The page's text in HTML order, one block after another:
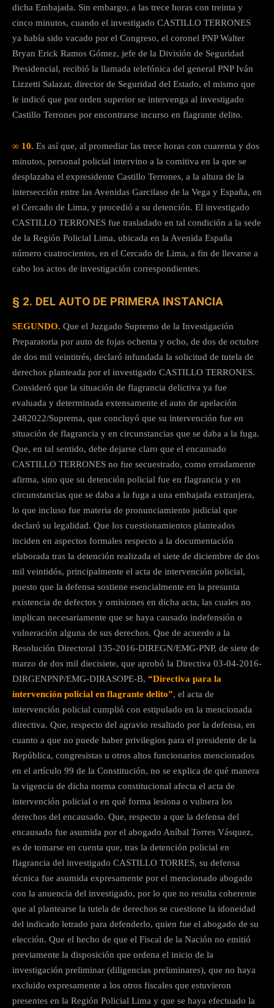
dicha Embajada. Sin embargo, a las trece horas con treinta y
cinco minutos, cuando el investigado CASTILLO TERRONES
ya había sido vacado por el Congreso, el coronel PNP Walter
Bryan Erick Ramos Gómez, jefe de la División de Seguridad
Presidencial, recibió la llamada telefónica del general PNP Iván
Lizzetti Salazar, director de Seguridad del Estado, el mismo que
le indicó que por orden superior se intervenga al investigado
Castillo Terrones por encontrarse incurso en flagrante delito.
∞ 10. Es así que, al promediar las trece horas con cuarenta y dos
minutos, personal policial intervino a la comitiva en la que se
desplazaba el expresidente Castillo Terrones, a la altura de la
intersección entre las Avenidas Garcilaso de la Vega y España, en
el Cercado de Lima, y procedió a su detención. El investigado
CASTILLO TERRONES fue trasladado en tal condición a la sede
de la Región Policial Lima, ubicada en la Avenida España
número cuatrocientos, en el Cercado de Lima, a fin de llevarse a
cabo los actos de investigación correspondientes.
§ 2. DEL AUTO DE PRIMERA INSTANCIA
SEGUNDO. Que el Juzgado Supremo de la Investigación
Preparatoria por auto de fojas ochenta y ocho, de dos de octubre
de dos mil veintitrés, declaró infundada la solicitud de tutela de
derechos planteada por el investigado CASTILLO TERRONES.
Consideró que la situación de flagrancia delictiva ya fue
evaluada y determinada extensamente el auto de apelación
2482022/Suprema, que concluyó que su intervención fue en
situación de flagrancia y en circunstancias que se daba a la fuga.
Que, en tal sentido, debe dejarse claro que el encausado
CASTILLO TERRONES no fue secuestrado, como erradamente
afirma, sino que su detención policial fue en flagrancia y en
circunstancias que se daba a la fuga a una embajada extranjera,
lo que incluso fue materia de pronunciamiento judicial que
declaró su legalidad. Que los cuestionamientos planteados
inciden en aspectos formales respecto a la documentación
elaborada tras la detención realizada el siete de diciembre de dos
mil veintidós, principalmente el acta de intervención policial,
puesto que la defensa sostiene esencialmente en la presunta
existencia de defectos y omisiones en dicha acta, las cuales no
implican necesariamente que se haya causado indefensión o
vulneración alguna de sus derechos. Que de acuerdo a la
Resolución Directoral 135-2016-DIREGN/EMG-PNP, de siete de
marzo de dos mil diecisiete, que aprobó la Directiva 03-04-2016-
DIRGENPNP/EMG-DIRASOPE-B, “Directiva para la
intervención policial en flagrante delito”, el acta de
intervención policial cumplió con estipulado en la mencionada
directiva. Que, respecto del agravio resaltado por la defensa, en
cuanto a que no puede haber privilegios para el presidente de la
República, congresistas u otros altos funcionarios mencionados
en el artículo 99 de la Constitución, no se explica de qué manera
la vigencia de dicha norma constitucional afecta el acta de
intervención policial o en qué forma lesiona o vulnera los
derechos del encausado. Que, respecto a que la defensa del
encausado fue asumida por el abogado Aníbal Torres Vásquez,
es de tomarse en cuenta que, tras la detención policial en
flagrancia del investigado CASTILLO TORRES, su defensa
técnica fue asumida expresamente por el mencionado abogado
con la anuencia del investigado, por lo que no resulta coherente
que al plantearse la tutela de derechos se cuestione la idoneidad
del indicado letrado para defenderlo, quien fue el abogado de su
elección. Que el hecho de que el Fiscal de la Nación no emitió
previamente la disposición que ordena el inicio de la
investigación preliminar (diligencias preliminares), que no haya
excluido expresamente a los otros fiscales que estuvieron
presentes en la Región Policial Lima y que se haya efectuado la